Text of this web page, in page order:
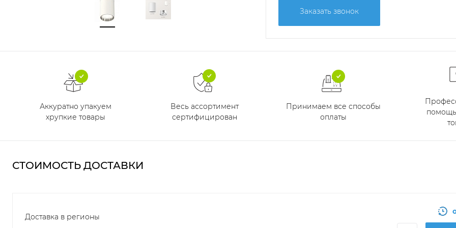
Заказать звонок
Аккуратно упакуем
хрупкие товары
Весь ассортимент
сертифицирован
Принимаем все способы
оплаты
СТОИМОСТЬ ДОСТАВКИ
Доставка в регионы